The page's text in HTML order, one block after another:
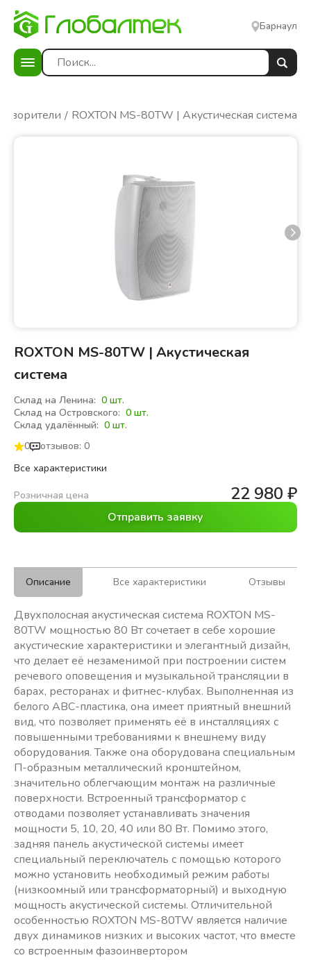
Барнаул
ROXTON MS-80TW | Акустическая система
ROXTON MS-80TW | Акустическая
система
Склад на Ленина: 0 шт.
Склад на Островского: 0 шт.
Склад удалённый: 0 шт.
0
отзывов: 0
Все характеристики
Розничная цена 22 980 ₽
Отправить заявку
Описание Все характеристики Отзывы
Двухполосная акустическая система ROXTON MS-
80TW мощностью 80 Вт сочетает в себе хорошие
акустические характеристики и элегантный дизайн,
что делает её незаменимой при построении систем
речевого оповещения и музыкальной трансляции в
барах, ресторанах и фитнес-клубах. Выполненная из
белого ABC-пластика, она имеет приятный внешний
вид, что позволяет применять её в инсталляциях с
повышенными требованиями к внешнему виду
оборудования. Также она оборудована специальным
П-образным металлический кронштейном,
значительно облегчающим монтаж на различные
поверхности. Встроенный трансформатор с
отводами позволяет устанавливать значения
мощности 5, 10, 20, 40 или 80 Вт. Помимо этого,
задняя панель акустической системы имеет
специальный переключатель с помощью которого
можно установить необходимый режим работы
(низкоомный или трансформаторный) и выходную
мощность акустической системы. Отличительной
особенностью ROXTON MS-80TW является наличие
двух динамиков низких и высоких частот, что вместе
со встроенным фазоинвертором